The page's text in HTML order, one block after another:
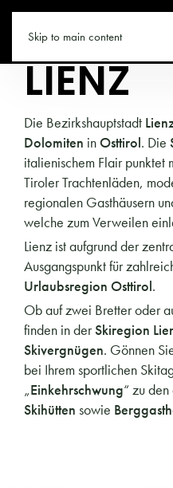
Skip to main content
TIROL.CO
LIENZ
Die Bezirkshauptstadt
Dolomiten in Osttirol. Die
italienischem Flair punktet
Tiroler Trachtenläden,
regionalen Gasthäusern
welche zum Verweilen
Lienz ist aufgrund der
Ausgangspunkt für
Urlaubsregion Osttirol.
Ob auf zwei Bretter oder
finden in derSkiregion
Skivergnügen. Gönnen
bei Ihrem sportlichen
„Einkehrschwung“ zu
Skihütten sowie